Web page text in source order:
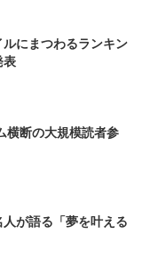
にまつわるランキン
表
横断の大規模読者参
が語る「夢を叶える